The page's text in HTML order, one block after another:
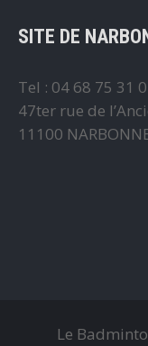
SITE DE
Tel : 04 68 75 31
47ter rue de
11100
Le